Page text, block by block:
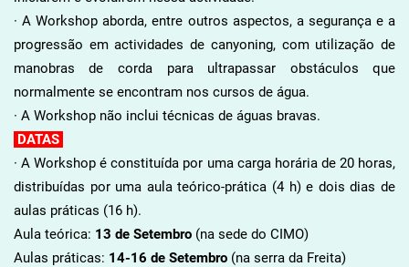
· A Workshop aborda, entre outros aspectos, a segurança e a
progressão em actividades de canyoning, com utilização de
manobras de corda para ultrapassar obstáculos que
normalmente se encontram nos cursos de água.
· A Workshop não inclui técnicas de águas bravas.
DATAS
· A Workshop é constituída por uma carga horária de 20 horas,
distribuídas por uma aula teórico-prática (4 h) e dois dias de
aulas práticas (16 h).
Aula teórica: 13 de Setembro(na sede do CIMO)
Aulas práticas: 14-16 de Setembro(na serra da Freita)